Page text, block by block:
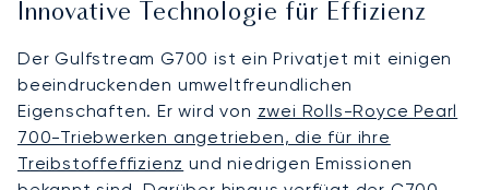
Innovative Technologie für Effizienz
Der Gulfstream G700 ist ein Privatjet mit einigen
beeindruckenden umweltfreundlichen
Eigenschaften. Er wird von zwei Rolls-Royce Pearl
700-Triebwerken angetrieben, die für ihre
Treibstoffeffizienz und niedrigen Emissionen